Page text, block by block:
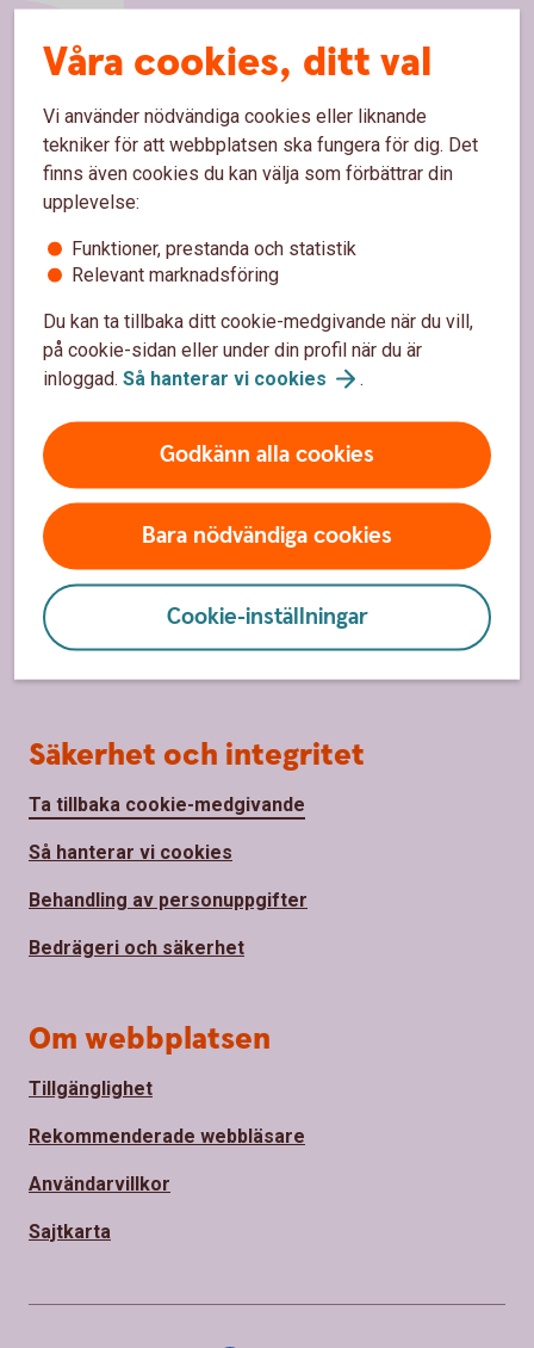
Våra cookies, ditt val
Vi använder nödvändiga cookies eller liknande
tekniker för att webbplatsen ska fungera för dig. Det
finns även cookies du kan välja som förbättrar din
upplevelse:
Funktioner, prestanda och statistik
Relevant marknadsföring
Du kan ta tillbaka ditt cookie-medgivande när du vill,
på cookie-sidan eller under din profil när du är
inloggad. Så hanterar vi cookies .
Godkänn alla cookies
Bara nödvändiga cookies
Cookie-inställningar
Sidfot
Kundservice/Kontakta oss
Vårt bankontor
Bli kund
Priser, räntor och kurser
Om oss
Om Ulricehamns Sparbank
Samhällsengagemang/Hållbarhet
Organisation
Finansiell information
Säkerhet och integritet
Ta tillbaka cookie-medgivande
Så hanterar vi cookies
Behandling av personuppgifter
Bedrägeri och säkerhet
Om webbplatsen
Tillgänglighet
Rekommenderade webbläsare
Användarvillkor
Sajtkarta